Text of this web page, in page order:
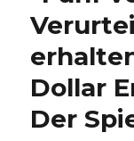
Dollar
Der